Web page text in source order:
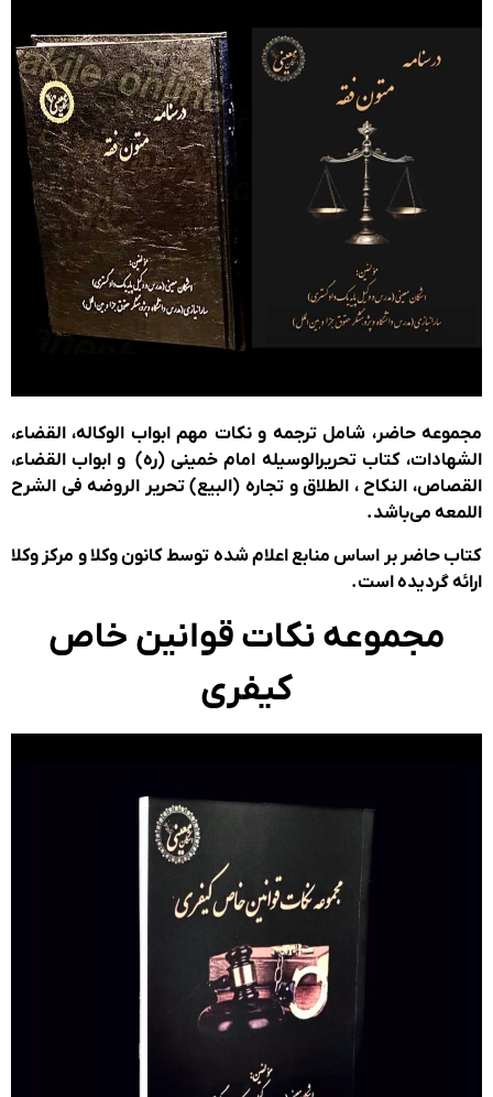
حاضر، شامل ترجمه و نکات مهم ابواب الوکاله، القضاء،
کتاب تحریرالوسیله امام خمینی (ره) و ابواب القضاء،
النکاح ، الطلاق و تجاره (البیع) تحریر الروضه فی الشرح
می‌باشد.
حاضر بر اساس منابع اعلام شده توسط کانون وکلا و مرکز وکلا
گردیده است.
مجموعه نکات قوانین خاص
کیفری